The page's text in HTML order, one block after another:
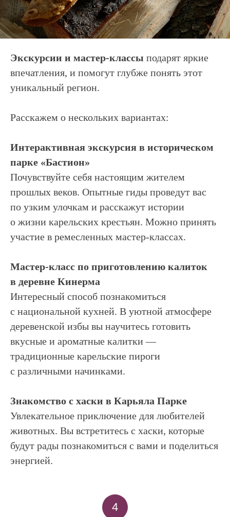
Экскурсии и мастер-классы подарят яркие
впечатления, и помогут глубже понять этот
уникальный регион.
Расскажем о нескольких вариантах:
Интерактивная экскурсия в историческом
парке «Бастион»
Почувствуйте себя настоящим жителем
прошлых веков. Опытные гиды проведут вас
по узким улочкам и расскажут истории
о жизни карельских крестьян. Можно принять
участие в ремесленных мастер-классах.
Мастер-класс по приготовлению калиток
в деревне Кинерма
Интересный способ познакомиться
с национальной кухней. В уютной атмосфере
деревенской избы вы научитесь готовить
вкусные и ароматные калитки —
традиционные карельские пироги
с различными начинками.
Знакомство с хаски в Карьяла Парке
Увлекательное приключение для любителей
животных. Вы встретитесь с хаски, которые
будут рады познакомиться с вами и поделиться
энергией.
4